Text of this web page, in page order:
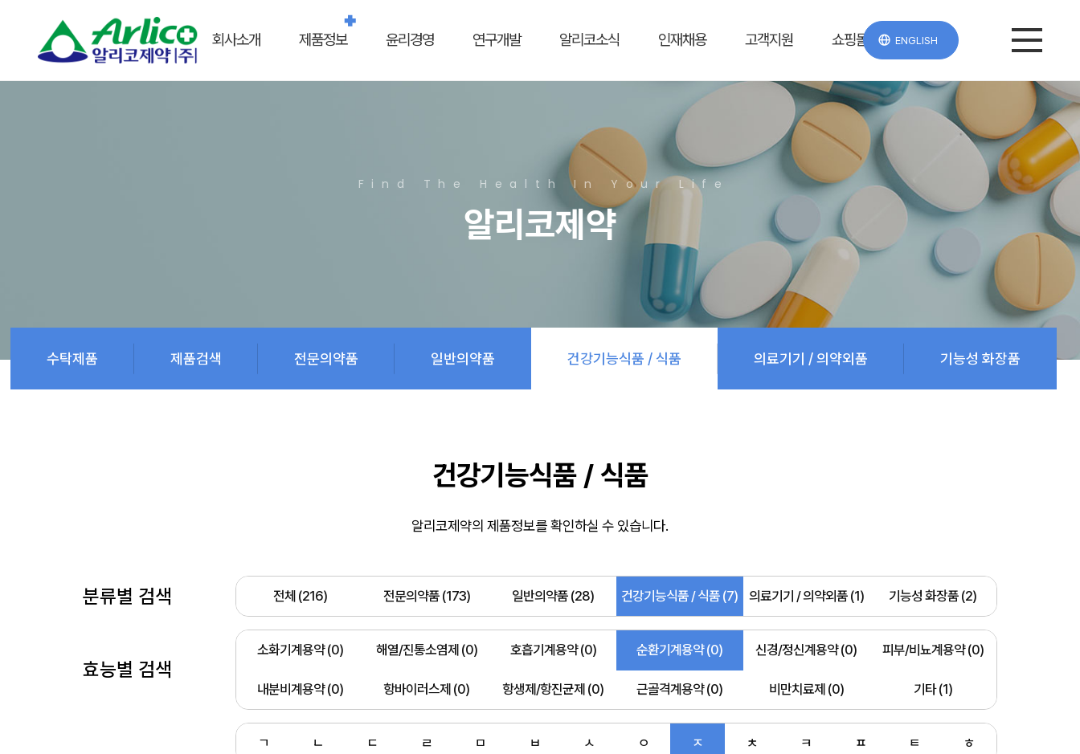
회사소개 제품정보 윤리경영 연구개발 알리코소식 인재채용 고객지원 쇼핑몰 ENGLISH
Find The Health In Your Life
알리코제약
수탁제품 제품검색 전문의약품 일반의약품 건강기능식품 / 식품 의료기기 / 의약외품 기능성 화장품
건강기능식품 / 식품
알리코제약의 제품정보를 확인하실 수 있습니다.
분류별 검색 전체 (216) 전문의약품 (173) 일반의약품 (28) 건강기능식품 / 식품 (7) 의료기기 / 의약외품 (1) 기능성 화장품 (2)
효능별 검색
소화기계용약 (0) 해열/진통소염제 (0) 호흡기계용약 (0) 순환기계용약 (0) 신경/정신계용약 (0) 피부/비뇨계용약 (0)
내분비계용약 (0) 항바이러스제 (0) 항생제/항진균제 (0) 근골격계용약 (0) 비만치료제 (0) 기타 (1)
ㄱ ㄴ ㄷ ㄹ ㅁ ㅂ ㅅ ㅇ ㅈ ㅊ ㅋ ㅍ ㅌ ㅎ